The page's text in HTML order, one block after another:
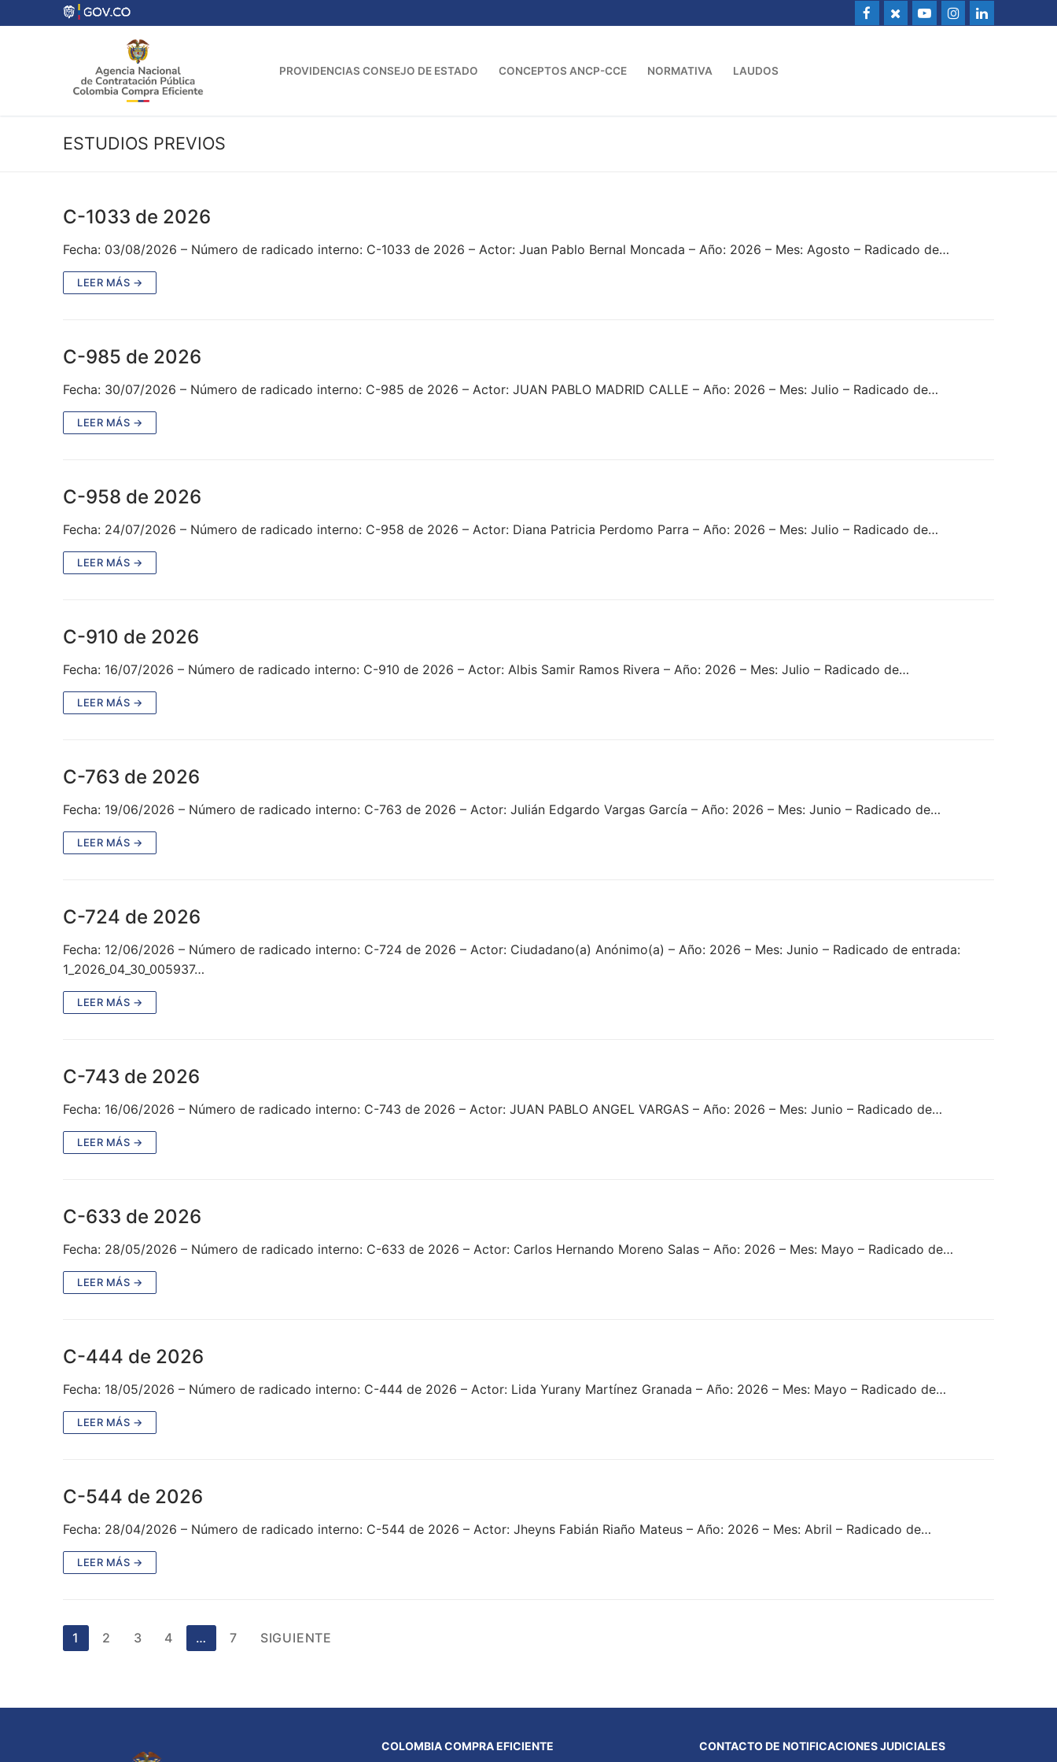
al
PROVIDENCIAS CONSEJO DE ESTADO CONCEPTOS ANCP-CCE NORMATIVA LAUDOS
ESTUDIOS PREVIOS
C-1033 de 2026
Fecha: 03/08/2026 – Número de radicado interno: C-1033 de 2026 – Actor: Juan Pablo Bernal Moncada – Año: 2026 – Mes: Agosto – Radicado de…
LEER MÁS →
C-985 de 2026
Fecha: 30/07/2026 – Número de radicado interno: C-985 de 2026 – Actor: JUAN PABLO MADRID CALLE – Año: 2026 – Mes: Julio – Radicado de…
LEER MÁS →
C-958 de 2026
Fecha: 24/07/2026 – Número de radicado interno: C-958 de 2026 – Actor: Diana Patricia Perdomo Parra – Año: 2026 – Mes: Julio – Radicado de…
LEER MÁS →
C-910 de 2026
Fecha: 16/07/2026 – Número de radicado interno: C-910 de 2026 – Actor: Albis Samir Ramos Rivera – Año: 2026 – Mes: Julio – Radicado de…
LEER MÁS →
C-763 de 2026
Fecha: 19/06/2026 – Número de radicado interno: C-763 de 2026 – Actor: Julián Edgardo Vargas García – Año: 2026 – Mes: Junio – Radicado de…
LEER MÁS →
C-724 de 2026
Fecha: 12/06/2026 – Número de radicado interno: C-724 de 2026 – Actor: Ciudadano(a) Anónimo(a) – Año: 2026 – Mes: Junio – Radicado de entrada:
1_2026_04_30_005937…
LEER MÁS →
C-743 de 2026
Fecha: 16/06/2026 – Número de radicado interno: C-743 de 2026 – Actor: JUAN PABLO ANGEL VARGAS – Año: 2026 – Mes: Junio – Radicado de…
LEER MÁS →
C-633 de 2026
Fecha: 28/05/2026 – Número de radicado interno: C-633 de 2026 – Actor: Carlos Hernando Moreno Salas – Año: 2026 – Mes: Mayo – Radicado de…
LEER MÁS →
C-444 de 2026
Fecha: 18/05/2026 – Número de radicado interno: C-444 de 2026 – Actor: Lida Yurany Martínez Granada – Año: 2026 – Mes: Mayo – Radicado de…
LEER MÁS →
C-544 de 2026
Fecha: 28/04/2026 – Número de radicado interno: C-544 de 2026 – Actor: Jheyns Fabián Riaño Mateus – Año: 2026 – Mes: Abril – Radicado de…
LEER MÁS →
Paginación
1 2 3 4 … 7 SIGUIENTE
COLOMBIA COMPRA EFICIENTE CONTACTO DE NOTIFICACIONES JUDICIALES